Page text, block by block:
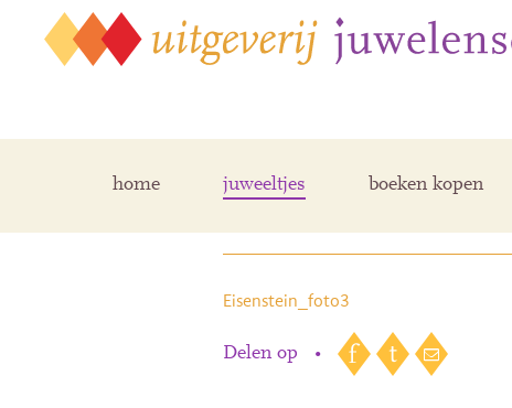
home juweeltjes boeken kopen
Eisenstein_foto3
Eisenstein_foto3
Delen op •